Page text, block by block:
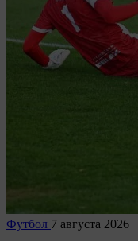
Футбол 7 августа 2026